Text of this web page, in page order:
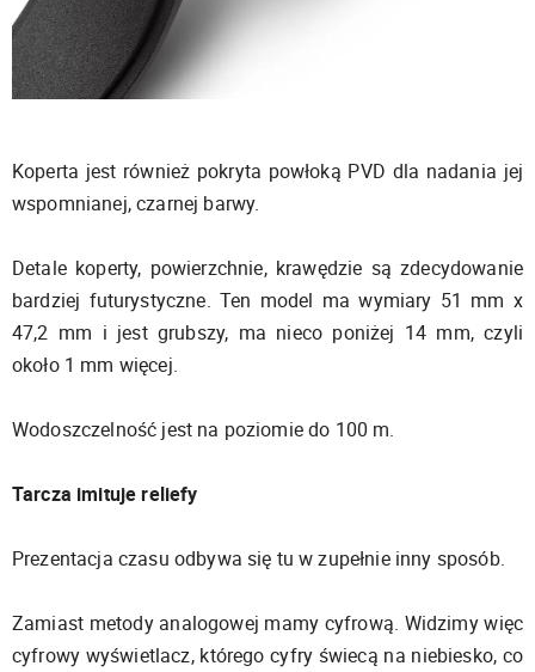
Koperta jest również pokryta powłoką PVD dla nadania jej
wspomnianej, czarnej barwy.
Detale koperty, powierzchnie, krawędzie są zdecydowanie
bardziej futurystyczne. Ten model ma wymiary 51 mm x
47,2 mm i jest grubszy, ma nieco poniżej 14 mm, czyli
około 1 mm więcej.
Wodoszczelność jest na poziomie do 100 m.
Tarcza imituje reliefy
Prezentacja czasu odbywa się tu w zupełnie inny sposób.
Zamiast metody analogowej mamy cyfrową. Widzimy więc
cyfrowy wyświetlacz, którego cyfry świecą na niebiesko, co